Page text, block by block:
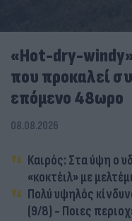
«Hot-dry-
που προκαλεί
επόμενο 48ωρο
08.08.2026
Καιρός: Στα ύψη ο
«κοκτέιλ» με
Πολύ υψηλός
(9/8) - Ποιες